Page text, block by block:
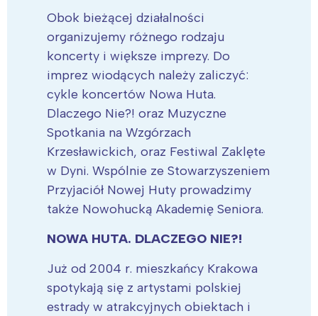
Obok bieżącej działalności
organizujemy różnego rodzaju
koncerty i większe imprezy. Do
imprez wiodących należy zaliczyć:
cykle koncertów Nowa Huta.
Dlaczego Nie?! oraz Muzyczne
Spotkania na Wzgórzach
Krzesławickich, oraz Festiwal Zaklęte
w Dyni. Wspólnie ze Stowarzyszeniem
Przyjaciół Nowej Huty prowadzimy
także Nowohucką Akademię Seniora.
NOWA HUTA. DLACZEGO NIE?!
Już od 2004 r. mieszkańcy Krakowa
spotykają się z artystami polskiej
estrady w atrakcyjnych obiektach i